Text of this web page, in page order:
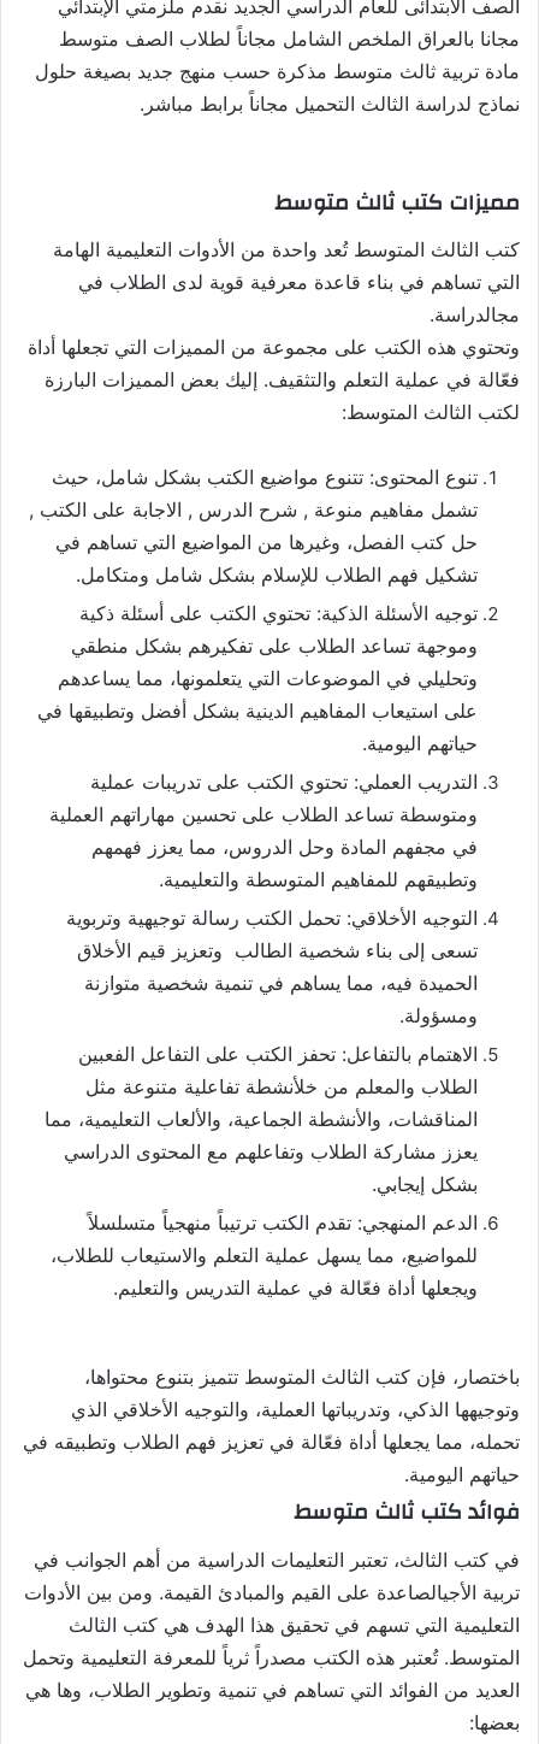
الصف الابتدائى للعام الدراسي الجديد نقدم ملزمتي الإبتدائي
مجانا بالعراق الملخص الشامل مجاناً لطلاب الصف متوسط
مادة تربية ثالث متوسط مذكرة حسب منهج جديد بصيغة حلول
نماذج لدراسة الثالث التحميل مجاناً برابط مباشر.
مميزات كتب ثالث متوسط
كتب الثالث المتوسط تُعد واحدة من الأدوات التعليمية الهامة
التي تساهم في بناء قاعدة معرفية قوية لدى الطلاب في
مجالدراسة.
وتحتوي هذه الكتب على مجموعة من المميزات التي تجعلها أداة
فعّالة في عملية التعلم والتثقيف. إليك بعض المميزات البارزة
لكتب الثالث المتوسط:
تنوع المحتوى: تتنوع مواضيع الكتب بشكل شامل، حيث
تشمل مفاهيم منوعة , شرح الدرس , الاجابة على الكتب ,
حل كتب الفصل، وغيرها من المواضيع التي تساهم في
تشكيل فهم الطلاب للإسلام بشكل شامل ومتكامل.
توجيه الأسئلة الذكية: تحتوي الكتب على أسئلة ذكية
وموجهة تساعد الطلاب على تفكيرهم بشكل منطقي
وتحليلي في الموضوعات التي يتعلمونها، مما يساعدهم
على استيعاب المفاهيم الدينية بشكل أفضل وتطبيقها في
حياتهم اليومية.
التدريب العملي: تحتوي الكتب على تدريبات عملية
ومتوسطة تساعد الطلاب على تحسين مهاراتهم العملية
في مجفهم المادة وحل الدروس، مما يعزز فهمهم
وتطبيقهم للمفاهيم المتوسطة والتعليمية.
التوجيه الأخلاقي: تحمل الكتب رسالة توجيهية وتربوية
تسعى إلى بناء شخصية الطالب وتعزيز قيم الأخلاق
الحميدة فيه، مما يساهم في تنمية شخصية متوازنة
ومسؤولة.
الاهتمام بالتفاعل: تحفز الكتب على التفاعل الفعبين
الطلاب والمعلم من خلأنشطة تفاعلية متنوعة مثل
المناقشات، والأنشطة الجماعية، والألعاب التعليمية، مما
يعزز مشاركة الطلاب وتفاعلهم مع المحتوى الدراسي
بشكل إيجابي.
الدعم المنهجي: تقدم الكتب ترتيباً منهجياً متسلسلاً
للمواضيع، مما يسهل عملية التعلم والاستيعاب للطلاب،
ويجعلها أداة فعّالة في عملية التدريس والتعليم.
باختصار، فإن كتب الثالث المتوسط تتميز بتنوع محتواها،
وتوجيهها الذكي، وتدريباتها العملية، والتوجيه الأخلاقي الذي
تحمله، مما يجعلها أداة فعّالة في تعزيز فهم الطلاب وتطبيقه في
حياتهم اليومية.
فوائد كتب ثالث متوسط
في كتب الثالث، تعتبر التعليمات الدراسية من أهم الجوانب في
تربية الأجيالصاعدة على القيم والمبادئ القيمة. ومن بين الأدوات
التعليمية التي تسهم في تحقيق هذا الهدف هي كتب الثالث
المتوسط. تُعتبر هذه الكتب مصدراً ثرياً للمعرفة التعليمية وتحمل
العديد من الفوائد التي تساهم في تنمية وتطوير الطلاب، وها هي
بعضها: